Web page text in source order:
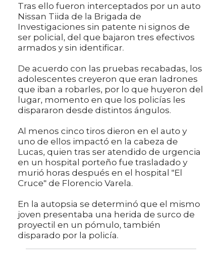
Tras ello fueron interceptados por un auto
Nissan Tiida de la Brigada de
Investigaciones sin patente ni signos de
ser policial, del que bajaron tres efectivos
armados y sin identificar.
De acuerdo con las pruebas recabadas, los
adolescentes creyeron que eran ladrones
que iban a robarles, por lo que huyeron del
lugar, momento en que los policías les
dispararon desde distintos ángulos.
Al menos cinco tiros dieron en el auto y
uno de ellos impactó en la cabeza de
Lucas, quien tras ser atendido de urgencia
en un hospital porteño fue trasladado y
murió horas después en el hospital "El
Cruce" de Florencio Varela.
En la autopsia se determinó que el mismo
joven presentaba una herida de surco de
proyectil en un pómulo, también
disparado por la policía.